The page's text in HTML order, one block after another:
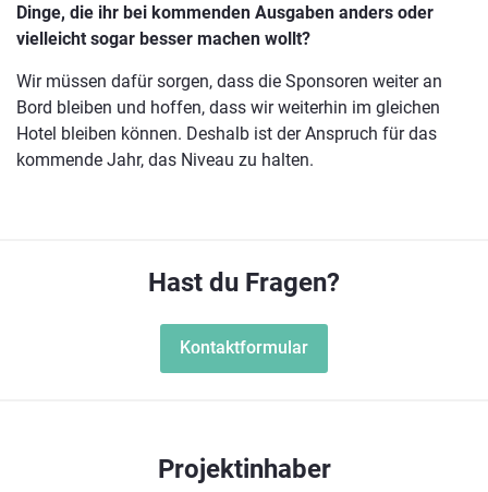
Dinge, die ihr bei kommenden Ausgaben anders oder
vielleicht sogar besser machen wollt?
Wir müssen dafür sorgen, dass die Sponsoren weiter an
Bord bleiben und hoffen, dass wir weiterhin im gleichen
Hotel bleiben können. Deshalb ist der Anspruch für das
kommende Jahr, das Niveau zu halten.
Hast du Fragen?
Kontaktformular
Projektinhaber